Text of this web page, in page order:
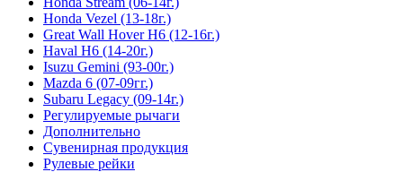
Honda Vezel (13-18г.)
Great Wall Hover H6 (12-16г.)
Haval H6 (14-20г.)
Isuzu Gemini (93-00г.)
Mazda 6 (07-09гг.)
Subaru Legacy (09-14г.)
Регулируемые рычаги
Дополнительно
Сувенирная продукция
Рулевые рейки